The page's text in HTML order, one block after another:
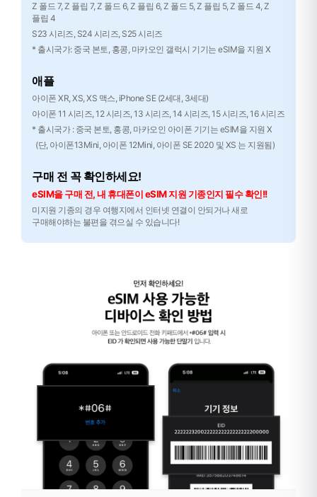
Z 폴드 7, Z 플립 7, Z 폴드 6, Z 플립 6, Z 폴드 5, Z 플립 5, Z 폴드 4, Z
플립 4
S23 시리즈, S24 시리즈, S25 시리즈
* 출시국가: 중국 본토, 홍콩, 마카오인 갤럭시 기기는 eSIM을 지원 X
애플
아이폰 XR, XS, XS 맥스, iPhone SE (2세대, 3세대)
아이폰 11 시리즈, 12 시리즈, 13 시리즈, 14 시리즈, 15 시리즈, 16 시리즈
* 출시국가 : 중국 본토, 홍콩, 마카오인 아이폰 기기는 eSIM을 지원 X
(단, 아이폰13Mini, 아이폰 12Mini, 아이폰 SE 2020 및 XS 는 지원됨)
구매 전 꼭 확인하세요!
eSIM을 구매 전, 내 휴대폰이 eSIM 지원 기종인지 필수 확인!!
미지원 기종의 경우 여행지에서 인터넷 연결이 안되거나 새로
구매해야하는 불편을 겪으실 수 있습니다!